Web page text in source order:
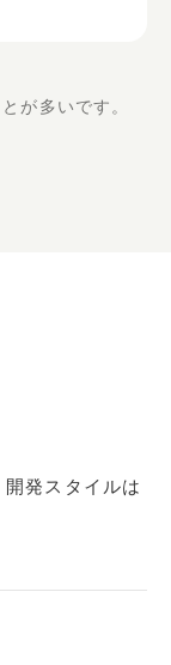
が多いです。
発スタイルは